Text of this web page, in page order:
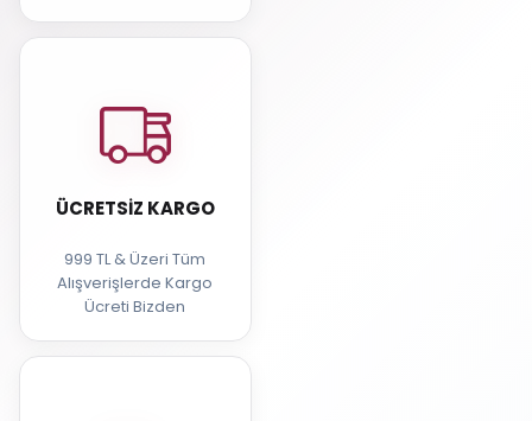
ÜCRETSIZ KARGO
999 TL & Üzeri Tüm
Alışverişlerde Kargo
Ücreti Bizden